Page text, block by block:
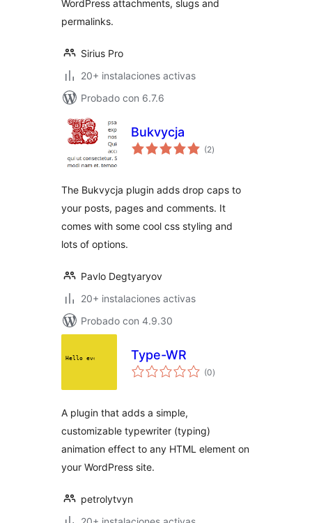
WordPress attachments, slugs and
permalinks.
Sirius Pro
20+ instalaciones activas
Probado con 6.7.6
Bukvycja
(2total
de
)
The Bukvycja plugin adds drop caps to
your posts, pages and comments. It
comes with some cool css styling and
lots of options.
Pavlo Degtyaryov
20+ instalaciones activas
Probado con 4.9.30
Type-WR
(0total
de
)
A plugin that adds a simple,
customizable typewriter (typing)
animation effect to any HTML element on
your WordPress site.
petrolytvyn